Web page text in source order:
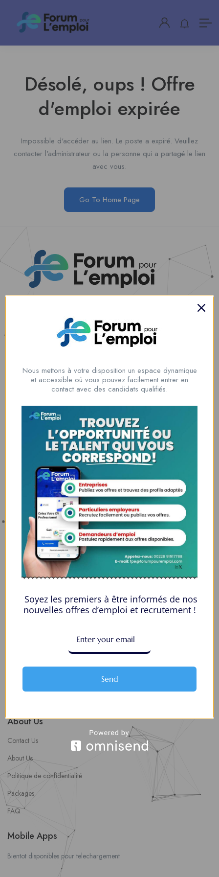
Désolé, oups ! Offre
d'emploi expirée
Impossible d'accéder au lien. Le poste a expiré. Veuillez
contacter l'administrateur ou la personne qui a partagé le lien
avec vous.
Go To Home Page
00228 91917788
la solution idéale pour tous ceux qui cherchent à se connecter au
opportunité professionnelle ou que vous souhaitiez recruter les meilleurs
Lome, Togo
fpe@forumpouremploi.com / 0022891917788
Espaces Candidats
Parcourir les Candidats
Tableau de Bord
Alertes d’Emploi
Mes Favoris
Postuler en ligne : 5 erreurs courantes à éviter pour maximiser vos
chances
8 Décisions Importantes Pour Ne Pas Vivre Avec Des Regrets
Espace Employeurs
About Us
Contact Us
About Us
Politique de confidentialité
Packages
FAQ
Mobile Apps
Bientot disponibles pour telechargement
Nous mettons à votre disposition un espace dynamique
et accessible où vous pouvez facilement entrer en
contact avec des candidats qualifiés.
Soyez les premiers à être informés de nos
nouvelles offres d’emploi et recrutement !
Send